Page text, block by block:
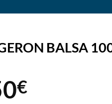
BALSA
€